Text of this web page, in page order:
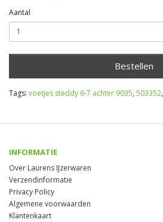
Aantal
Bestellen
Tags: voetjes steddy 6-7 achter 9035, 503352,
INFORMATIE
Over Laurens IJzerwaren
Verzendinformatie
Privacy Policy
Algemene voorwaarden
Klantenkaart